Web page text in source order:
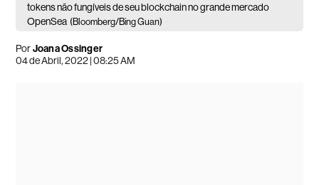
tokens não fungíveis de seu blockchain no grande mercado
OpenSea (Bloomberg/Bing Guan)
PorJoana Ossinger
04 de Abril, 2022 | 08:25 AM